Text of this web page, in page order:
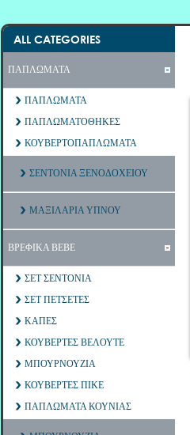
ALL CATEGORIES
ΠΑΠΛΩΜΑΤΑ
ΠΑΠΛΩΜΑΤΑ
ΠΑΠΛΩΜΑΤΟΘΗΚΕΣ
ΚΟΥΒΕΡΤΟΠΑΠΛΩΜΑΤΑ
ΣΕΝΤΟΝΙΑ ΞΕΝΟΔΟΧΕΙΟΥ
ΜΑΞΙΛΑΡΙΑ ΥΠΝΟΥ
ΒΡΕΦΙΚΑ ΒΕΒΕ
ΣΕΤ ΣΕΝΤΟΝΙΑ
ΣΕΤ ΠΕΤΣΕΤΕΣ
ΚΑΠΕΣ
ΚΟΥΒΕΡΤΕΣ ΒΕΛΟΥΤΕ
ΜΠΟΥΡΝΟΥΖΙΑ
ΚΟΥΒΕΡΤΕΣ ΠΙΚΕ
ΠΑΠΛΩΜΑΤΑ ΚΟΥΝΙΑΣ